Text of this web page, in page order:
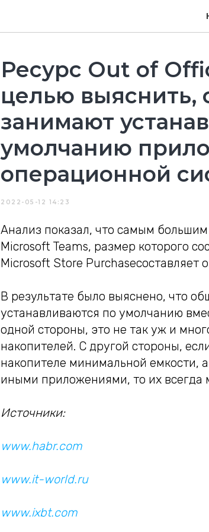
Ресурс Out of
целью выяснить,
занимают
умолчанию
операционной
2022-05-12 14:23
Анализ показал, что самым
Microsoft Teams, размер которого
Microsoft Store Purchaseсоставляет
В результате было выяснено, что
устанавливаются по умолчанию
одной стороны, это не так уж и
накопителей. С другой стороны,
накопителе минимальной емкости,
иными приложениями, то их всегда
Источники:
www.habr.com
www.it-world.ru
www.ixbt.com